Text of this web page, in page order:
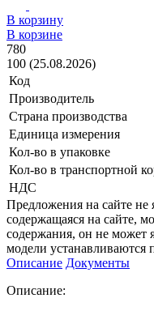
В корзину
В корзине
780
100 (25.08.2026)
Код
Производитель
Страна производства
Единица измерения
Кол-во в упаковке
Кол-во в транспортной
НДС
Предложения на сайте
содержащаяся на сайте,
содержания, он не может
модели устанавливаются
Описание Документы
Описание: